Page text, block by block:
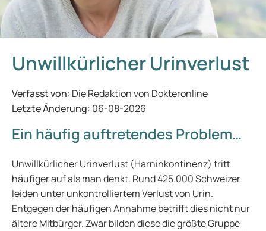
Unwillkürlicher Urinverlust
Verfasst von: Die Redaktion von Dokteronline
Letzte Änderung: 06-08-2026
Ein häufig auftretendes Problem…
Unwillkürlicher Urinverlust (Harninkontinenz) tritt
häufiger auf als man denkt. Rund 425.000 Schweizer
leiden unter unkontrolliertem Verlust von Urin.
Entgegen der häufigen Annahme betrifft dies nicht nur
ältere Mitbürger. Zwar bilden diese die größte Gruppe